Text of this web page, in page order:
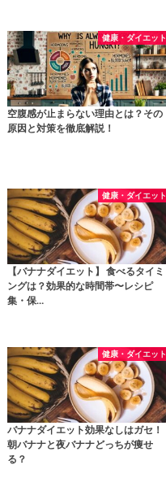
健康・ダイエット
空腹感が止まらない理由とは？その
原因と対策を徹底解説！
健康・ダイエット
【バナナダイエット】 食べるタイミ
ングは？効果的な時間帯〜レシピ
集・保…
健康・ダイエット
バナナダイエット効果なしはガセ！
朝バナナと夜バナナどっちが痩せ
る？